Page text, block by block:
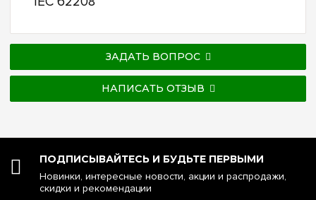
ЗАДАТЬ ВОПРОС
НАПИСАТЬ ОТЗЫВ
ПОДПИСЫВАЙТЕСЬ И БУДЬТЕ ПЕРВЫМИ
Новинки, интересные новости, акции и распродажи,
скидки и рекомендации